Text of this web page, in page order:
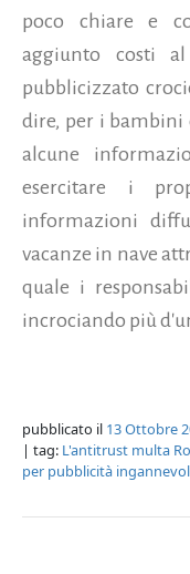
poco chiare e
aggiunto costi
pubblicizzato
dire, per i bambini
alcune
esercitare i
informazioni
vacanze in nave
quale i
incrociando più
pubblicato il 13 Ottobre
| tag: L'antitrust multa
per pubblicità